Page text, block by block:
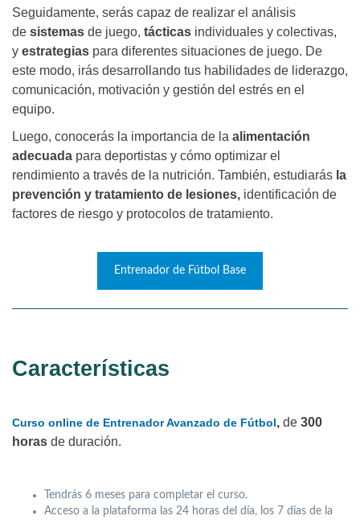
Seguidamente, serás capaz de realizar el análisis
de sistemas de juego, tácticas individuales y colectivas,
y estrategias para diferentes situaciones de juego. De
este modo, irás desarrollando tus habilidades de liderazgo,
comunicación, motivación y gestión del estrés en el
equipo.
Luego, conocerás la importancia de la alimentación
adecuada para deportistas y cómo optimizar el
rendimiento a través de la nutrición. También, estudiarás la
prevención y tratamiento de lesiones, identificación de
factores de riesgo y protocolos de tratamiento.
Entrenador de Fútbol Base
Características
Curso online de Entrenador Avanzado de Fútbol, de 300
horas de duración.
Tendrás 6 meses para completar el curso.
Acceso a la plataforma las 24 horas del día, los 7 días de la